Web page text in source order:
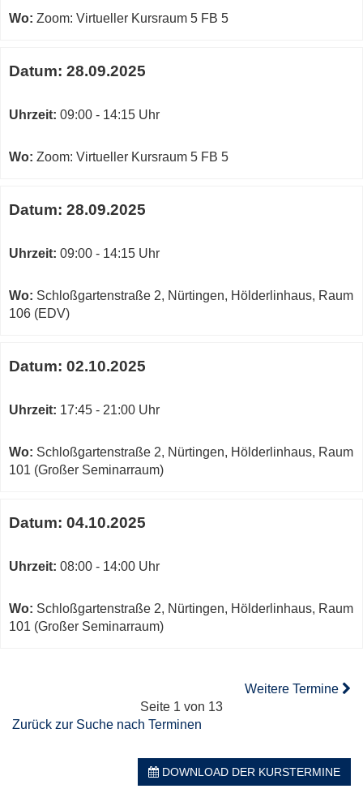
Wo: Zoom: Virtueller Kursraum 5 FB 5
Datum: 28.09.2025
Uhrzeit: 09:00 - 14:15 Uhr
Wo: Zoom: Virtueller Kursraum 5 FB 5
Datum: 28.09.2025
Uhrzeit: 09:00 - 14:15 Uhr
Wo: Schloßgartenstraße 2, Nürtingen, Hölderlinhaus, Raum
106 (EDV)
Datum: 02.10.2025
Uhrzeit: 17:45 - 21:00 Uhr
Wo: Schloßgartenstraße 2, Nürtingen, Hölderlinhaus, Raum
101 (Großer Seminarraum)
Datum: 04.10.2025
Uhrzeit: 08:00 - 14:00 Uhr
Wo: Schloßgartenstraße 2, Nürtingen, Hölderlinhaus, Raum
101 (Großer Seminarraum)
Weitere Termine
Seite 1 von 13
Zurück zur Suche nach Terminen
DOWNLOAD DER KURSTERMINE